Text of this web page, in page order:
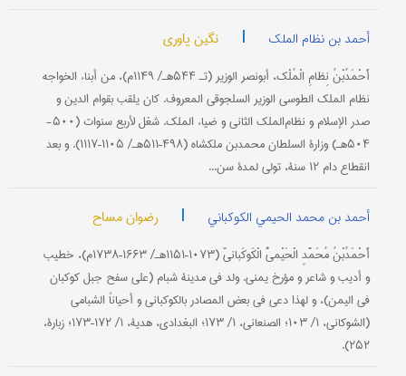
أحمد بن نظام الملک | نگین یاوری
أَحْمَدُبْنُ نِظامِ الْمُلْک، أبونصر الوزیر (تـ ۵۴۴هـ/ ۱۱۴۹م)، من أبناء الخواجه
نظام الملک الطوسي الوزیر السلجوقي المعروف. کان یلقب بقوام الدین و
صدر الإسلام و نظام‌الملک الثاني و ضیاء الملک. شغل لأربع سنوات (۵۰۰-
۵۰۴هـ) وزارة السلطان محمدبن ملکشاه (۴۹۸–۵۱۱هـ/ ۱۱۰۵–۱۱۱۷). و بعد
انقطاع دام ۱۲ سنة، تولی لمدة سن...
أحمد بن محمد الحیمي الکوکباني | رضوان مساح
أَحْمَدُبْنُ مُحَمَّدٍ الْحَیْميُّ الْکَوکَبانيّ (۱۰۷۳–۱۱۵۱هـ/ ۱۶۶۳–۱۷۳۸م)، خطیب
و أدیب و شاعر و مؤرخ یمني. ولد في مدینة شبام (علی سفح جبل کوکبان
في الیمن)، و لهذا دعي في بعض المصادر بالکوکباني و أحیاناً الشبامي
(الشوکاني، ۱/ ۱۰۳؛ الصنعاني، ۱/ ۱۷۳؛ البغدادي، هدیة، ۱/ ۱۷۲–۱۷۳؛ زبارة،
۲۵۲).